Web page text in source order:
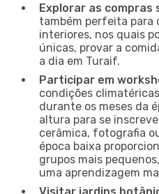
Explorar as compras
também perfeita para
interiores, nos quais
únicas, provar a
a dia em Turaif.
Participar em
condições
durante os meses da
altura para se
cerâmica, fotografia
época baixa
grupos mais
uma aprendizagem